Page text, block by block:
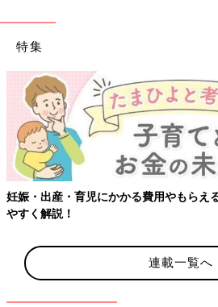
特集
妊娠・出産・育児にかかる費用やもらえ
やすく解説！
連載一覧へ